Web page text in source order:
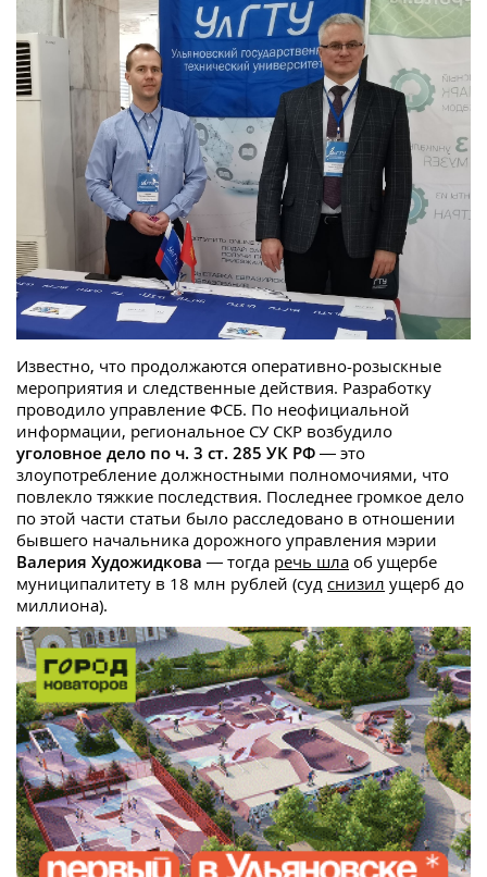
Известно, что продолжаются оперативно-розыскные
мероприятия и следственные действия. Разработку
проводило управление ФСБ. По неофициальной
информации, региональное СУ СКР возбудило
уголовное дело по ч. 3 ст. 285 УК РФ — это
злоупотребление должностными полномочиями, что
повлекло тяжкие последствия. Последнее громкое дело
по этой части статьи было расследовано в отношении
бывшего начальника дорожного управления мэрии
Валерия Художидкова — тогда речь шла об ущербе
муниципалитету в 18 млн рублей (суд снизил ущерб до
миллиона).